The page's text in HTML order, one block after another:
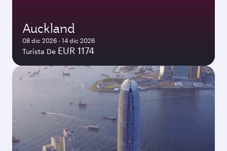
Auckland
08 dic 2026 - 14 dic 2026
Turista De EUR 1174